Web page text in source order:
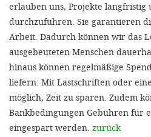
erlauben uns, Projekte langfristig
durchzuführen. Sie garantieren
Arbeit. Dadurch können wir das
ausgebeuteten Menschen
hinaus können regelmäßige
liefern: Mit Lastschriften oder
möglich, Zeit zu sparen. Zudem
Bankbedingungen Gebühren für
eingespart werden. zurück